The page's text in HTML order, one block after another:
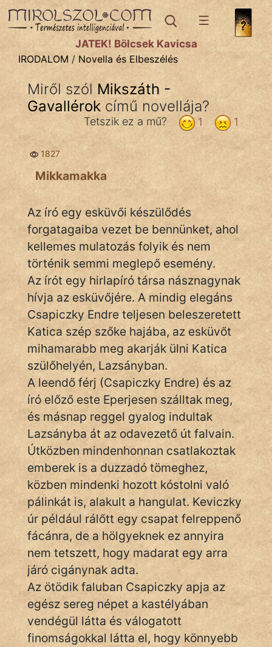
IRODALOMtémák:
Dráma
Költemény
Komédia
Kötelező
Mese
Mitológia
Monda
Novella
És
Elbeszélés
Regény
Tanmese
Vers
IRODALOM
SZÓLÁS
És
KÖZMONDÁS
PSZICHO
ZENE
FILM
JÁTÉK! Bölcsek Kavicsa
IRODALOM / Novella és Elbeszélés
Miről szól Mikszáth -
Gavallérok című novellája?
1
1
Tetszik ez a mű?
1827
Mikkamakka
Az író egy esküvői készülődés
forgatagaiba vezet be bennünket, ahol
kellemes mulatozás folyik és nem
történik semmi meglepő esemény.
Az írót egy hirlapíró társa násznagynak
hívja az esküvőjére. A mindig elegáns
Csapiczky Endre teljesen beleszeretett
Katica szép szőke hajába, az esküvőt
mihamarabb meg akarják ülni Katica
szülőhelyén, Lazsányban.
A leendő férj (Csapiczky Endre) és az
író előző este Eperjesen szálltak meg,
és másnap reggel gyalog indultak
Lazsányba át az odavezető út falvain.
Útközben mindenhonnan csatlakoztak
emberek is a duzzadó tömeghez,
közben mindenki hozott kóstolni való
pálinkát is, alakult a hangulat. Keviczky
úr például rálőtt egy csapat felreppenő
fácánra, de a hölgyeknek ez annyira
nem tetszett, hogy madarat egy arra
járó cigánynak adta.
Az ötödik faluban Csapiczky apja az
egész sereg népet a kastélyában
vendégül látta és válogatott
finomságokkal látta el, hogy könnyebb